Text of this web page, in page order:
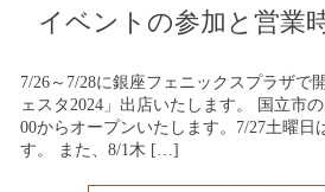
イベントの参加と営業
7/26～7/28に銀座フェニックスプラザで
ェスタ2024」出店いたします。 国立市
00からオープンいたします。7/27土曜日
す。 また、8/1木 […]